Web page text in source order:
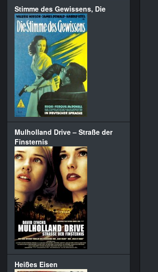
Stimme des Gewissens, Die
Mulholland Drive – Straße der
Finsternis
Heißes Eisen